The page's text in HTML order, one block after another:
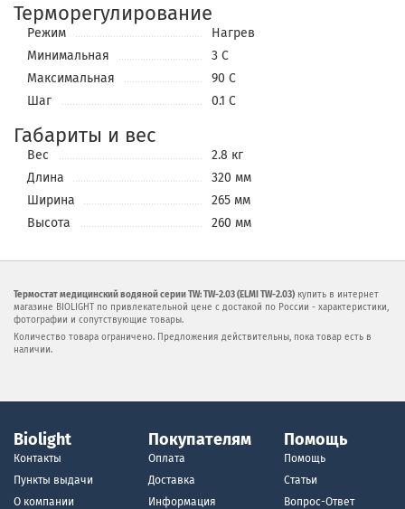
Терморегулирование
Режим
Нагрев
Минимальная
3 С
Максимальная
90 С
Шаг
0.1 С
Габариты и вес
Вес
2.8 кг
Длина
320 мм
Ширина
265 мм
Высота
260 мм
Термостат медицинский водяной серии TW: TW-2.03 (ELMI TW-2.03) купить в интернет
магазине BIOLIGHT по привлекательной цене с достакой по России - характеристики,
фотографии и сопутствующие товары.
Количество товара ограничено. Предложения действительны, пока товар есть в
наличии.
Biolight
Контакты
Пункты выдачи
О компании
Покупателям
Оплата
Доставка
Информация
Помощь
Помощь
Статьи
Вопрос-Ответ